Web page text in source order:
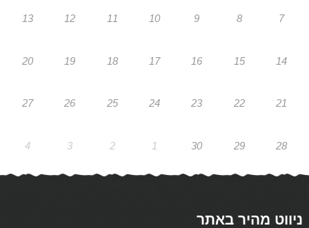
7
8
9
10
11
12
13
14
15
16
17
18
19
20
21
22
23
24
25
26
27
28
29
30
1
2
3
4
ניווט מהיר באתר